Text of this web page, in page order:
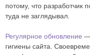
потому, что разработчик
туда не заглядывал.
Регулярное обновление —
гигиены сайта.